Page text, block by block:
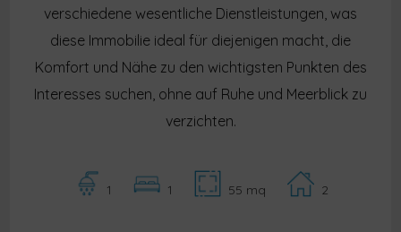
verschiedene wesentliche Dienstleistungen, was
diese Immobilie ideal für diejenigen macht, die
Komfort und Nähe zu den wichtigsten Punkten des
Interesses suchen, ohne auf Ruhe und Meerblick zu
verzichten.
1 1 55 mq 2